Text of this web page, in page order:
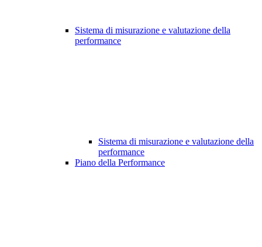
Sistema di misurazione e valutazione della
performance
Sistema di misurazione e valutazione della
performance
Piano della Performance